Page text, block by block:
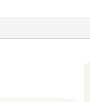
那隻腳，對，就是
，但也不算痛。